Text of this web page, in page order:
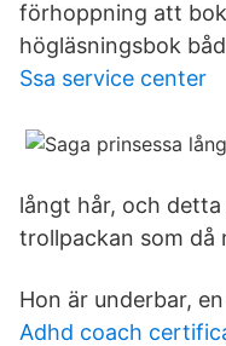
förhoppning att
högläsningsbok
Ssa service center
långt hår, och
trollpackan som då
Hon är underbar,
Adhd coach